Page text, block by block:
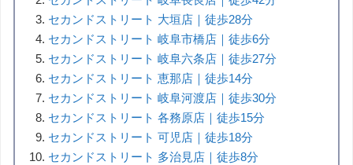
セカンドストリート 大垣店｜徒歩28分
セカンドストリート 岐阜市橋店｜徒歩6分
セカンドストリート 岐阜六条店｜徒歩27分
セカンドストリート 恵那店｜徒歩14分
セカンドストリート 岐阜河渡店｜徒歩30分
セカンドストリート 各務原店｜徒歩15分
セカンドストリート 可児店｜徒歩18分
セカンドストリート 多治見店｜徒歩8分